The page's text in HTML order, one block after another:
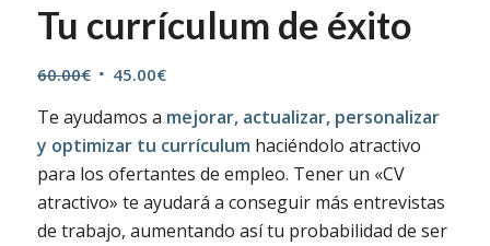
Tu currículum de éxito
60.00€ El
original
era:
60.00€.
45.00€El
actual
es:
45.00€.
Te ayudamos a mejorar, actualizar, personalizar
y optimizar tu currículum haciéndolo atractivo
para los ofertantes de empleo. Tener un «CV
atractivo» te ayudará a conseguir más entrevistas
de trabajo, aumentando así tu probabilidad de ser